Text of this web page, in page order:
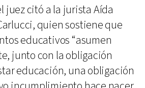
juez citó a la jurista Aída
quien sostiene que
educativos “asumen
junto con la obligación
educación, una obligación